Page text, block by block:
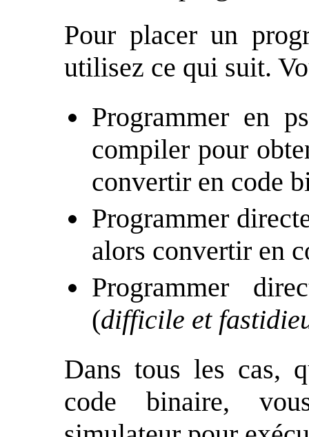
Pour placer un
utilisez ce qui suit.
Programmer en
compiler pour
convertir en code
Programmer
alors convertir en
Programmer
(difficile et
Dans tous les cas,
code binaire,